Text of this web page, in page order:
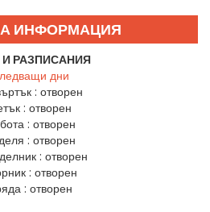
ИНФОРМАЦИЯ
И РАЗПИСАНИЯ
дни
: отворен
: отворен
: отворен
: отворен
: отворен
: отворен
: отворен